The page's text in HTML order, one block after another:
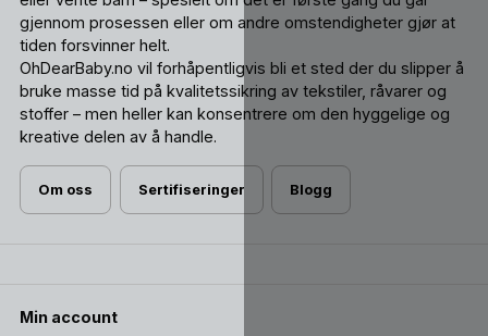
gjennom prosessen eller om andre omstendigheter gjør at
tiden forsvinner helt.
OhDearBaby.no vil forhåpentligvis bli et sted der du slipper å
bruke masse tid på kvalitetssikring av tekstiler, råvarer og
stoffer – men heller kan konsentrere om den hyggelige og
kreative delen av å handle.
Om oss Sertifiseringer Blogg
Min account